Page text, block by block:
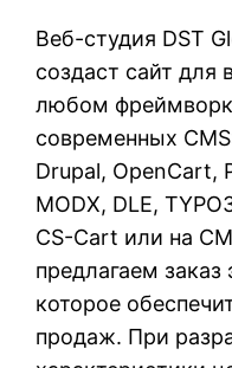
Веб-студия DST
создаст сайт для
любом
современных
Drupal, OpenCart,
MODX, DLE,
CS-Cart или на
предлагаем
которое
продаж. При